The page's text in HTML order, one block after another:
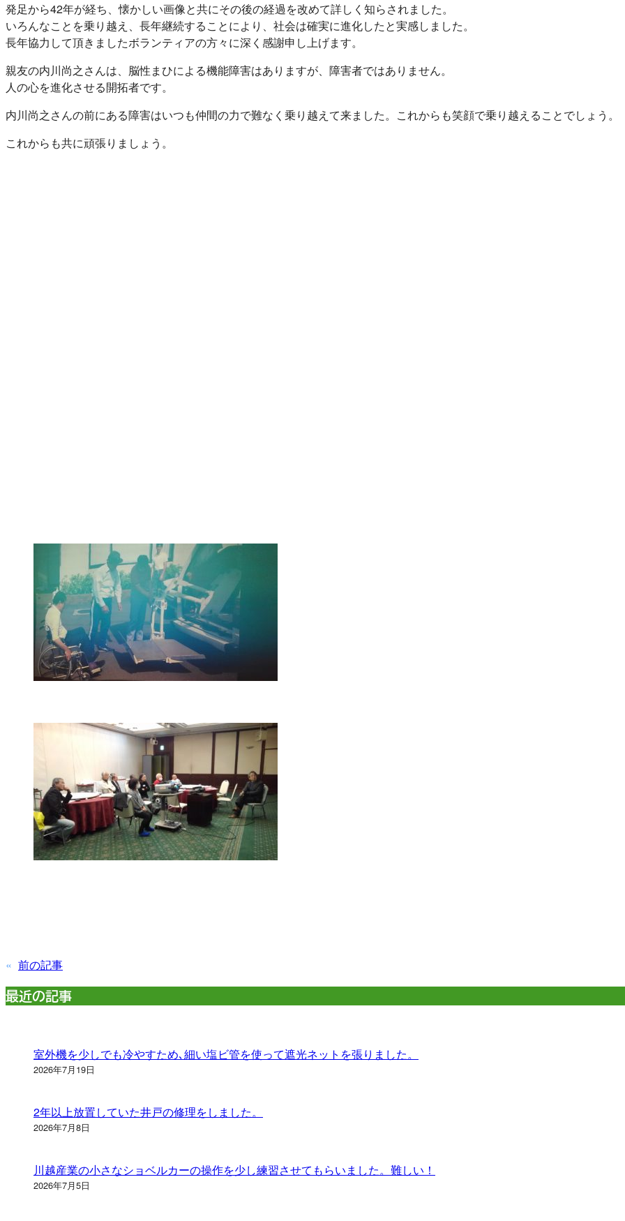
発足から42年が経ち、懐かしい画像と共にその後の経過を改めて詳しく知らされました。
いろんなことを乗り越え、長年継続することにより、社会は確実に進化したと実感しました。
長年協力して頂きましたボランティアの方々に深く感謝申し上げます。
親友の内川尚之さんは、脳性まひによる機能障害はありますが、障害者ではありません。
人の心を進化させる開拓者です。
内川尚之さんの前にある障害はいつも仲間の力で難なく乗り越えて来ました。これからも笑顔で乗り越えることでしょう。
これからも共に頑張りましょう。
« 前の記事
最近の記事
室外機を少しでも冷やすため､細い塩ビ管を使って遮光ネットを張りました。
2026年7月19日
2年以上放置していた井戸の修理をしました。
2026年7月8日
川越産業の小さなショベルカーの操作を少し練習させてもらいました。難しい！
2026年7月5日